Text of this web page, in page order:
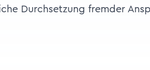
Durchsetzung fremder